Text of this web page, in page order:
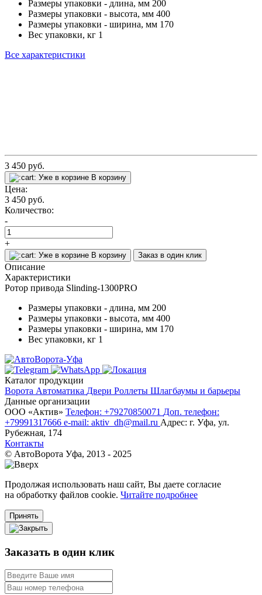
Размеры упаковки - длина, мм 200
Размеры упаковки - высота, мм 400
Размеры упаковки - ширина, мм 170
Вес упаковки, кг 1
Все характеристики
3 450 руб.
Уже в корзине В корзину
Цена:
3 450 руб.
Количество:
-
+
Уже в корзине В корзину Заказ в один клик
Описание
Характеристики
Ротор привода Slinding-1300PRO
Размеры упаковки - длина, мм 200
Размеры упаковки - высота, мм 400
Размеры упаковки - ширина, мм 170
Вес упаковки, кг 1
Каталог продукции
Ворота Автоматика Двери Роллеты Шлагбаумы и барьеры
Данные организации
ООО «‎Актив»‎ Телефон: +79270850071 Доп. телефон:
+79991317666 e-mail: aktiv_dh@mail.ru Адрес: г. Уфа, ул.
Рубежная, 174
Контакты
© АвтоВорота Уфа, 2013 - 2025
Продолжая использовать наш сайт, Вы даете согласие
на обработку файлов cookie. Читайте подробнее
Принять
Заказать в один клик